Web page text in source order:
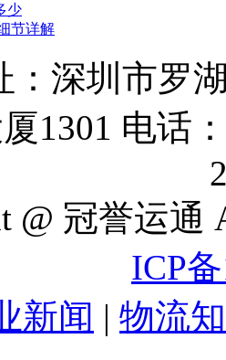
少
节详解
：深圳市罗
1301 电话
@ 冠誉运通
ICP
新闻 | 物流